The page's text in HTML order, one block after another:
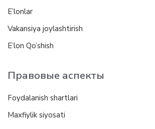
E’lonlar
Vakansiya joylashtirish
E’lon Qo’shish
Правовые аспекты
Foydalanish shartlari
Maxfiylik siyosati